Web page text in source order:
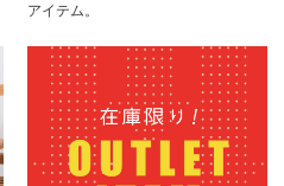
アイテム。